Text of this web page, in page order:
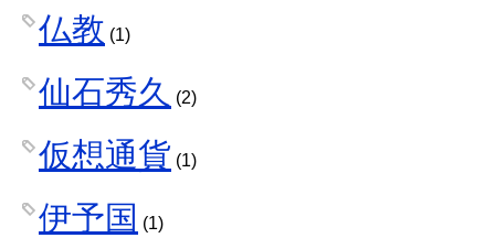
仏教 (1)
仙石秀久 (2)
仮想通貨 (1)
伊予国 (1)